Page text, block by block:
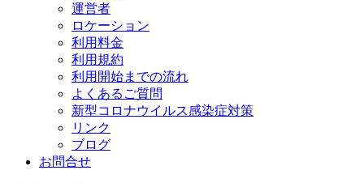
運営者
ロケーション
利用料金
利用規約
利用開始までの流れ
よくあるご質問
新型コロナウイルス感染症対策
リンク
ブログ
お問合せ